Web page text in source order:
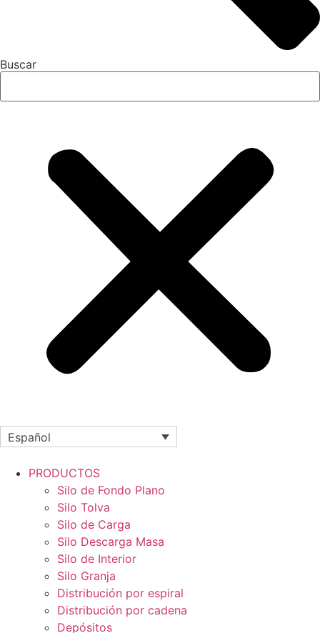
Buscar
Español
PRODUCTOS
Silo de Fondo Plano
Silo Tolva
Silo de Carga
Silo Descarga Masa
Silo de Interior
Silo Granja
Distribución por espiral
Distribución por cadena
Depósitos